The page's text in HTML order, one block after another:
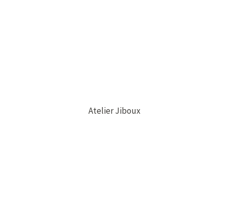
Atelier Jiboux